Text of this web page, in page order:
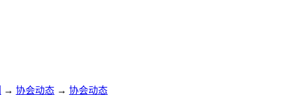
→ 协会动态 → 协会动态